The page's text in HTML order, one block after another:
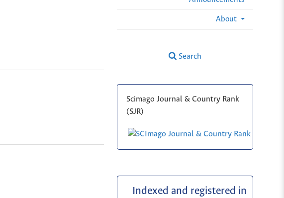
About
Search
Scimago Journal & Country Rank
(SJR)
Indexed and registered in